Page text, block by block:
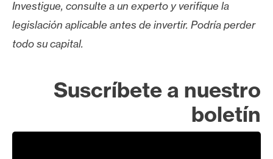
Investigue, consulte a un experto y verifique la
legislación aplicable antes de invertir. Podría perder
todo su capital.
Suscríbete a nuestro
boletín